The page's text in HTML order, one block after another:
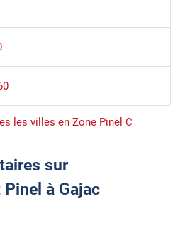
les villes en Zone Pinel C
sur
à Gajac